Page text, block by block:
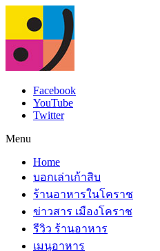
Facebook
YouTube
Twitter
Menu
Home
บอกเล่าเก้าสิบ
ร้านอาหารในโคราช
ข่าวสาร เมืองโคราช
รีวิว ร้านอาหาร
เมนูอาหาร